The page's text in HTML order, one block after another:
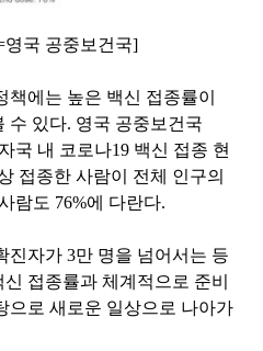
영국 공중보건국]
에는 높은 백신 접종률이
수 있다. 영국 공중보건국
국 내 코로나19 백신 접종 현
접종한 사람이 전체 인구의
람도 76%에 다란다.
진자가3만 명을 넘어서는 등
접종률과 체계적으로 준비
으로 새로운 일상으로 나아가